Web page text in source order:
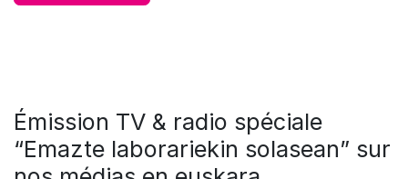
Émission TV & radio spéciale
“Emazte laborariekin solasean” sur